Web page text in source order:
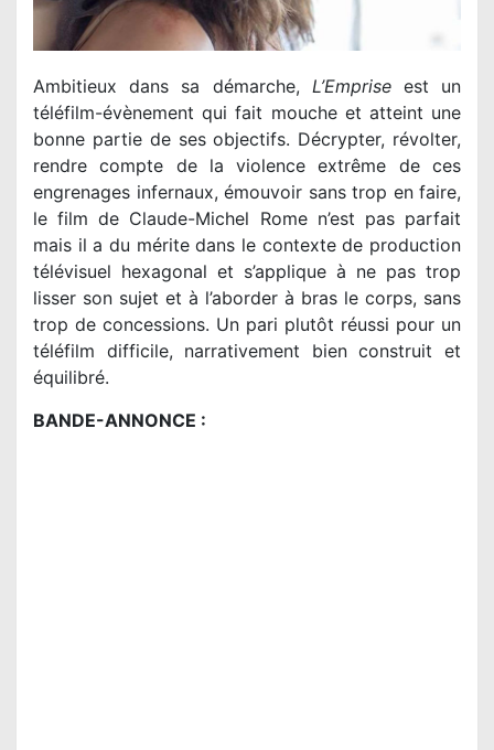
Ambitieux dans sa démarche, L’Empriseest un
téléfilm-évènement qui fait mouche et atteint une
bonne partie de ses objectifs. Décrypter, révolter,
rendre compte de la violence extrême de ces
engrenages infernaux, émouvoir sans trop en faire,
le film de Claude-Michel Rome n’est pas parfait
mais il a du mérite dans le contexte de production
télévisuel hexagonal et s’applique à ne pas trop
lisser son sujet et à l’aborder à bras le corps, sans
trop de concessions. Un pari plutôt réussi pour un
téléfilm difficile, narrativement bien construit et
équilibré.
BANDE-ANNONCE :